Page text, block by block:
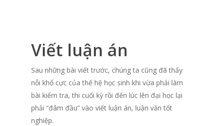
Viết luận án
Sau những bài viết trước, chúng ta cũng đã thấy
nỗi khổ cực của thế hệ học sinh khi vừa phải làm
bài kiểm tra, thi cuối kỳ rồi đến lúc lên đại học lại
phải “đâm đầu” vào viết luận án, luận văn tốt
nghiệp.